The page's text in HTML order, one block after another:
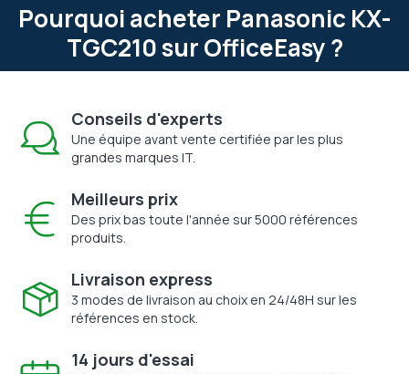
Pourquoi acheter Panasonic KX-
TGC210 sur OfficeEasy ?
Conseils d'experts
Une équipe avant vente certifiée par les plus
grandes marques IT.
Meilleurs prix
Des prix bas toute l'année sur 5000 références
produits.
Livraison express
3 modes de livraison au choix en 24/48H sur les
références en stock.
14 jours d'essai